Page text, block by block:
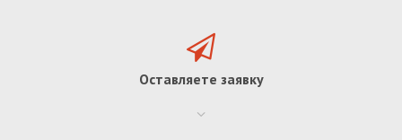
Оставляете заявку